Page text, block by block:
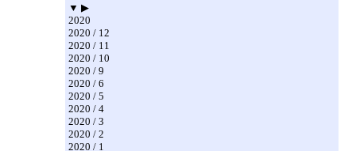
▼ ▶
2020
2020 / 12
2020 / 11
2020 / 10
2020 / 9
2020 / 6
2020 / 5
2020 / 4
2020 / 3
2020 / 2
2020 / 1